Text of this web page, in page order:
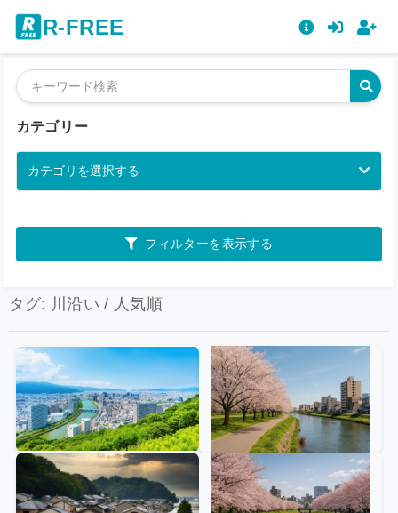
R-FREE
カテゴリー
カテゴリを選択する
フィルターを表示する
タグ: 川沿い / 人気順